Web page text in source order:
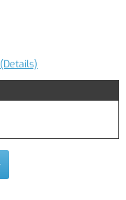
(Details)